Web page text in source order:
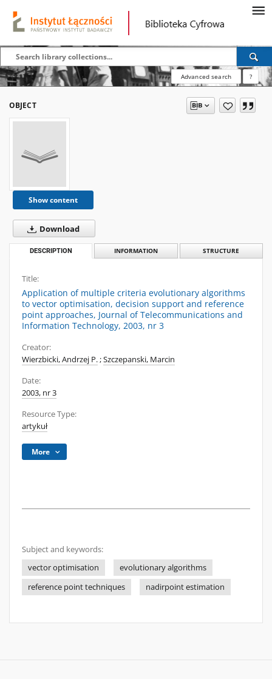
Advanced search ?
OBJECT
Show content
Download
DESCRIPTION INFORMATION STRUCTURE
Title:
Application of multiple criteria evolutionary algorithms
to vector optimisation, decision support and reference
point approaches, Journal of Telecommunications and
Information Technology, 2003, nr 3
Creator:
Wierzbicki, Andrzej P.;Szczepanski, Marcin
Date:
2003, nr 3
Resource Type:
artykuł
More
Subject and keywords:
vector optimisation
evolutionary algorithms
reference point techniques
nadirpoint estimation